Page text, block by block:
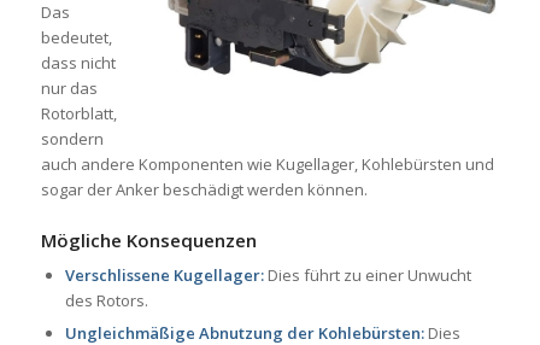
Das
bedeutet,
dass nicht
nur das
Rotorblatt,
sondern
auch andere Komponenten wie Kugellager, Kohlebürsten und
sogar der Anker beschädigt werden können.
Mögliche Konsequenzen
Verschlissene Kugellager:Dies führt zu einer Unwucht
des Rotors.
Ungleichmäßige Abnutzung der Kohlebürsten:Dies